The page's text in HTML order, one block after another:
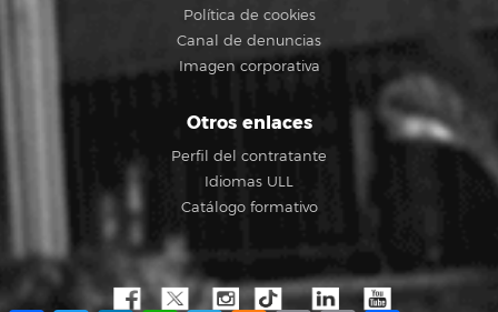
Política de cookies
Canal de denuncias
Imagen corporativa
Otros enlaces
Perfil del contratante
Idiomas ULL
Catálogo formativo